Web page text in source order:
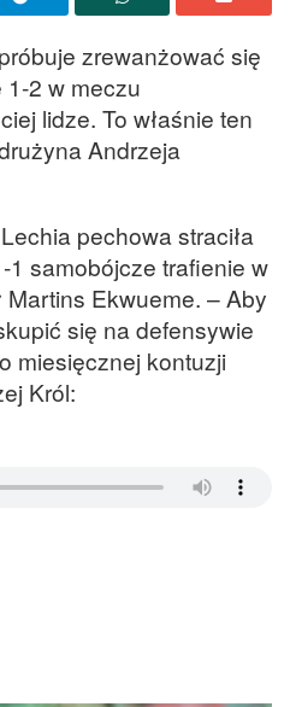
zrewanżować się
2 w meczu
lidze. To właśnie ten
Andrzeja
pechowa straciła
1 samobójcze trafienie w
Ekwueme. – Aby
się na defensywie
miesięcznej kontuzji
Król: